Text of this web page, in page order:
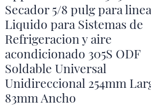
Secador 5/8 pulg para linea
Liquido para Sistemas de
Refrigeracion y aire
acondicionado 305S ODF
Soldable Universal
Unidireccional 254mm
83mm Ancho